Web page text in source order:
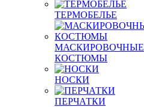
ТЕРМОБЕЛЬЕ
МАСКИРОВОЧНЫЕ
КОСТЮМЫ
НОСКИ
ПЕРЧАТКИ